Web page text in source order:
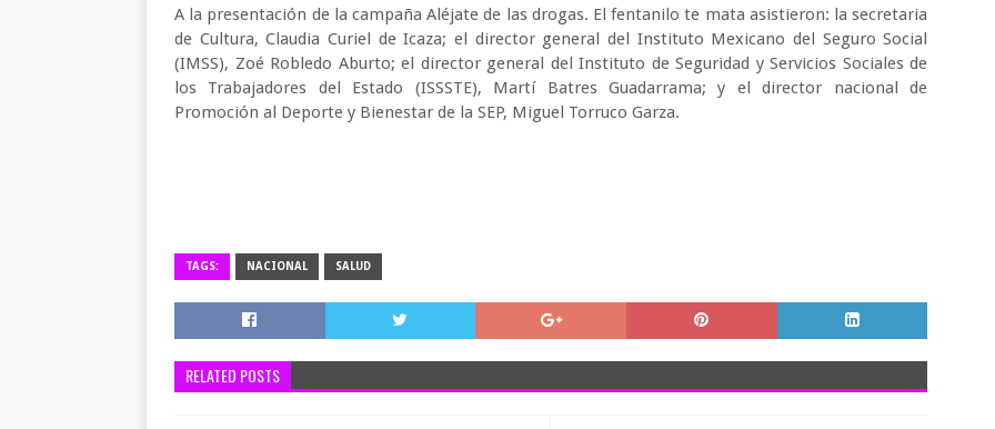
A la presentación de la campaña Aléjate de las drogas. El fentanilo te mata asistieron: la secretaria
de Cultura, Claudia Curiel de Icaza; el director general del Instituto Mexicano del Seguro Social
(IMSS), Zoé Robledo Aburto; el director general del Instituto de Seguridad y Servicios Sociales de
los Trabajadores del Estado (ISSSTE), Martí Batres Guadarrama; y el director nacional de
Promoción al Deporte y Bienestar de la SEP, Miguel Torruco Garza.
TAGS: NACIONAL SALUD
RELATED POSTS